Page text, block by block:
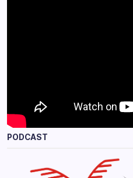
PODCAST